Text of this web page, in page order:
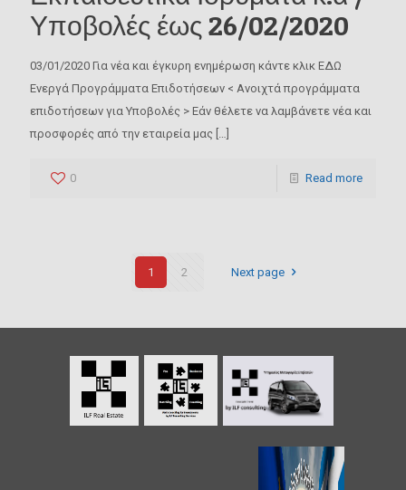
Υποβολές έως 26/02/2020
03/01/2020 Για νέα και έγκυρη ενημέρωση κάντε κλικ ΕΔΩ
Ενεργά Προγράμματα Επιδοτήσεων < Ανοιχτά προγράμματα
επιδοτήσεων για Υποβολές > Εάν θέλετε να λαμβάνετε νέα και
προσφορές από την εταιρεία μας
0 Read more
1 2 Next page